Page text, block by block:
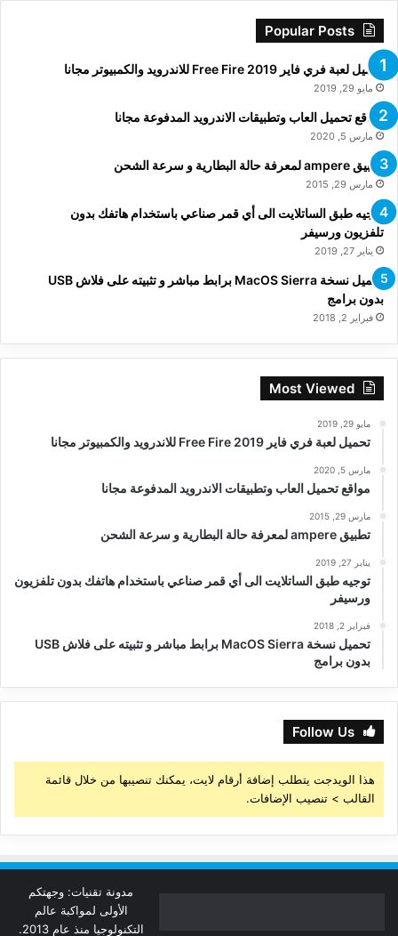
Popular Posts
تحميل لعبة فري فاير Free Fire 2019 للاندرويد والكمبيوتر مجانا
مايو 29, 2019
مواقع تحميل العاب وتطبيقات الاندرويد المدفوعة مجانا
مارس 5, 2020
تطبيق ampere لمعرفة حالة البطارية و سرعة الشحن
مارس 29, 2015
توجيه طبق الساتلايت الى أي قمر صناعي باستخدام هاتفك بدون
تلفزيون ورسيفر
يناير 27, 2019
تحميل نسخة MacOS Sierra برابط مباشر و تثبيته على فلاش USB
بدون برامج
فبراير 2, 2018
Most Viewed
مايو 29, 2019
تحميل لعبة فري فاير Free Fire 2019 للاندرويد والكمبيوتر مجانا
مارس 5, 2020
مواقع تحميل العاب وتطبيقات الاندرويد المدفوعة مجانا
مارس 29, 2015
تطبيق ampere لمعرفة حالة البطارية و سرعة الشحن
يناير 27, 2019
توجيه طبق الساتلايت الى أي قمر صناعي باستخدام هاتفك بدون تلفزيون
ورسيفر
فبراير 2, 2018
تحميل نسخة MacOS Sierra برابط مباشر و تثبيته على فلاش USB
بدون برامج
Follow Us
هذا الويدجت يتطلب إضافة أرقام لايت، يمكنك تنصيبها من خلال قائمة
القالب > تنصيب الإضافات.
مدونة تقنيات: وجهتكم
الأولى لمواكبة عالم
التكنولوجيا منذ عام 2013.